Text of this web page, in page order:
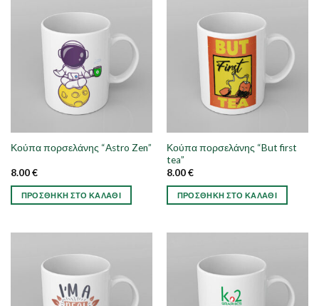
Κούπα πορσελάνης “Astro Zen”
8.00€
ΠΡΟΣΘΉΚΗ ΣΤΟ ΚΑΛΆΘΙ
Κούπα πορσελάνης “But first
tea”
8.00€
ΠΡΟΣΘΉΚΗ ΣΤΟ ΚΑΛΆΘΙ